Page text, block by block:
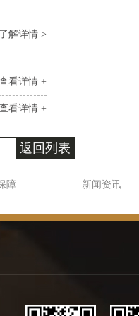
了解详情 >
看详情 +
看详情 +
返回列表
障 新闻资讯